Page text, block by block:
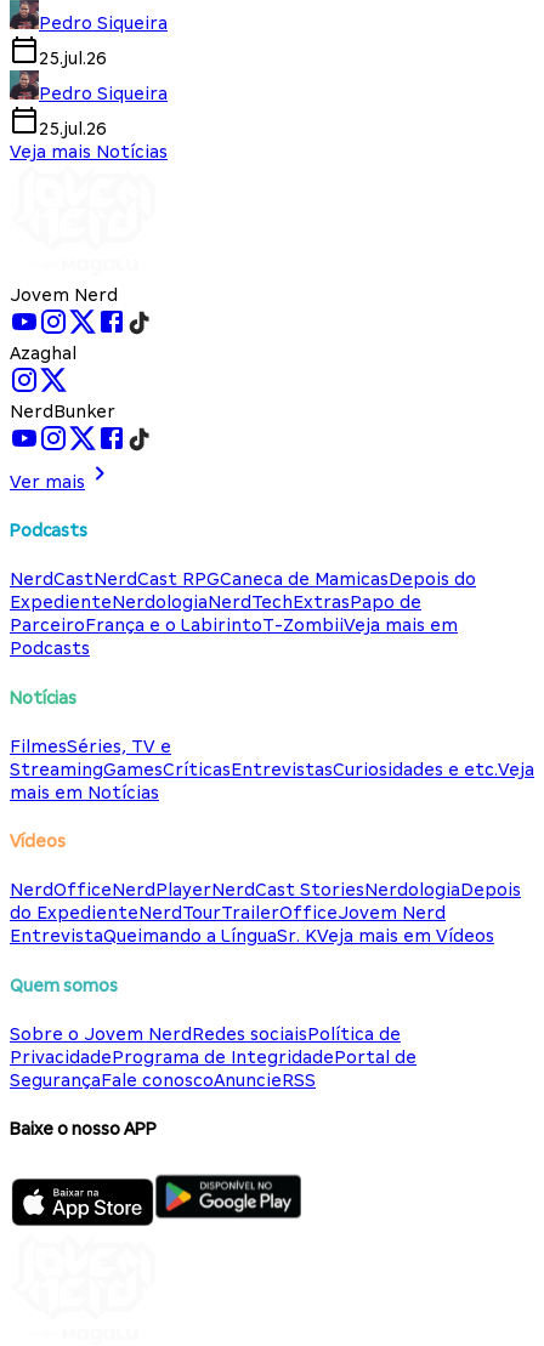
Pedro Siqueira
25.jul.26
Pedro Siqueira
25.jul.26
Veja mais Notícias
Jovem Nerd
Azaghal
NerdBunker
Ver mais
Podcasts
NerdCastNerdCast RPGCaneca de MamicasDepois do
ExpedienteNerdologiaNerdTechExtrasPapo de
ParceiroFrança e o LabirintoT-ZombiiVeja mais em
Podcasts
Notícias
FilmesSéries, TV e
StreamingGamesCríticasEntrevistasCuriosidades e etc.Veja
mais em Notícias
Vídeos
NerdOfficeNerdPlayerNerdCast StoriesNerdologiaDepois
do ExpedienteNerdTourTrailerOfficeJovem Nerd
EntrevistaQueimando a LínguaSr. KVeja mais em Vídeos
Quem somos
Sobre o Jovem NerdRedes sociaisPolítica de
PrivacidadePrograma de IntegridadePortal de
SegurançaFale conoscoAnuncieRSS
Baixe o nosso APP